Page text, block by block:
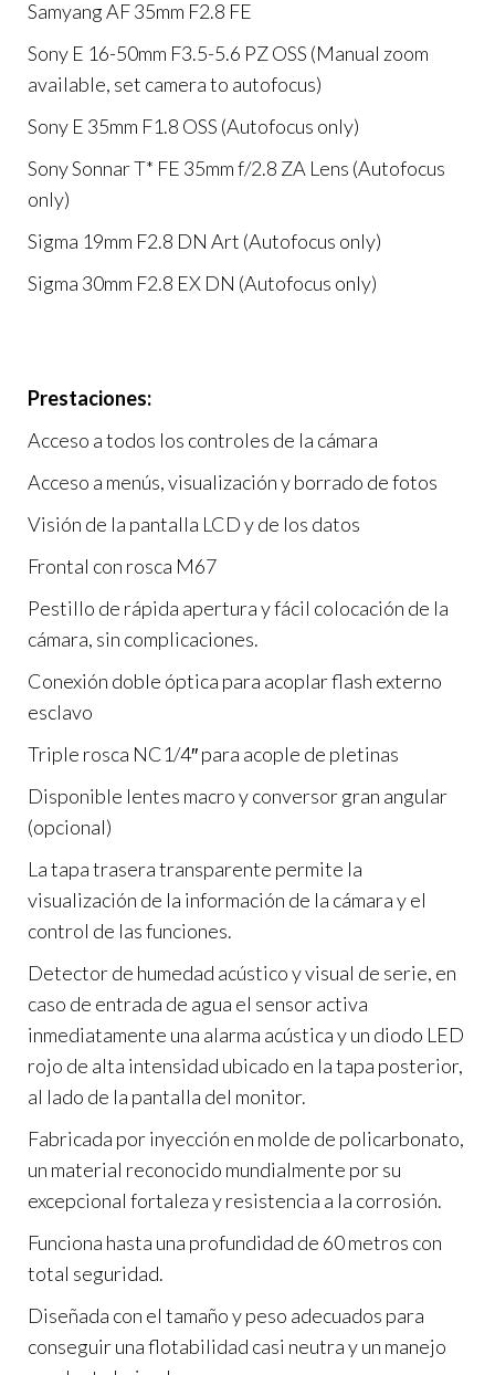
Samyang AF 35mm F2.8 FE
Sony E 16-50mm F3.5-5.6 PZ OSS (Manual zoom
available, set camera to autofocus)
Sony E 35mm F1.8 OSS (Autofocus only)
Sony Sonnar T* FE 35mm f/2.8 ZA Lens (Autofocus
only)
Sigma 19mm F2.8 DN Art (Autofocus only)
Sigma 30mm F2.8 EX DN (Autofocus only)
Prestaciones:
Acceso a todos los controles de la cámara
Acceso a menús, visualización y borrado de fotos
Visión de la pantalla LCD y de los datos
Frontal con rosca M67
Pestillo de rápida apertura y fácil colocación de la
cámara, sin complicaciones.
Conexión doble óptica para acoplar flash externo
esclavo
Triple rosca NC1/4″ para acople de pletinas
Disponible lentes macro y conversor gran angular
(opcional)
La tapa trasera transparente permite la
visualización de la información de la cámara y el
control de las funciones.
Detector de humedad acústico y visual de serie, en
caso de entrada de agua el sensor activa
inmediatamente una alarma acústica y un diodo LED
rojo de alta intensidad ubicado en la tapa posterior,
al lado de la pantalla del monitor.
Fabricada por inyección en molde de policarbonato,
un material reconocido mundialmente por su
excepcional fortaleza y resistencia a la corrosión.
Funciona hasta una profundidad de 60 metros con
total seguridad.
Diseñada con el tamaño y peso adecuados para
conseguir una flotabilidad casi neutra y un manejo